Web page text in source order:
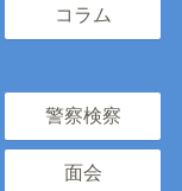
コラム
警察検察
面会